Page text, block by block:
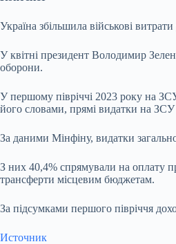
Україна збільшила військові витрати
У квітні президент Володимир
оборони.
У першому півріччі 2023 року на
його словами, прямі видатки на
За даними Мінфіну, видатки
З них 40,4% спрямували на оплату
трансферти місцевим бюджетам.
За підсумками першого півріччя
Источник